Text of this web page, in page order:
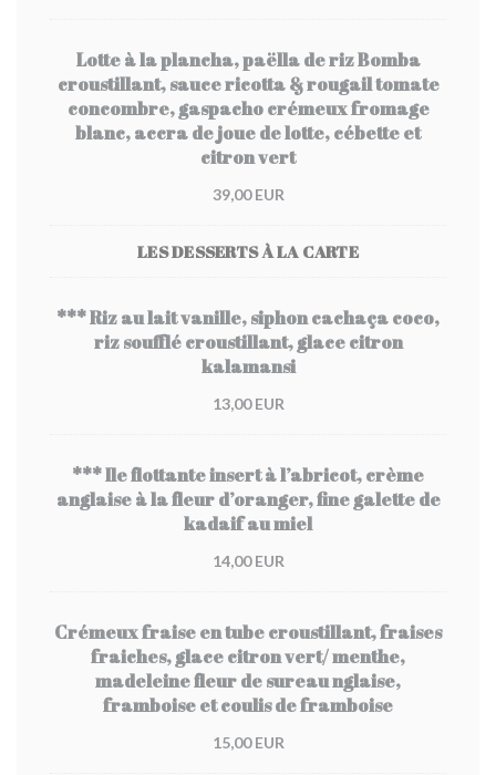
Lotte à la plancha, paëlla de riz Bomba
croustillant, sauce ricotta & rougail tomate
concombre, gaspacho crémeux fromage
blanc, accra de joue de lotte, cébette et
citron vert
39,00 EUR
LES DESSERTS À LA CARTE
*** Riz au lait vanille, siphon cachaça coco,
riz soufflé croustillant, glace citron
kalamansi
13,00 EUR
*** Ile flottante insert à l’abricot, crème
anglaise à la fleur d’oranger, fine galette de
kadaif au miel
14,00 EUR
Crémeux fraise en tube croustillant, fraises
fraiches, glace citron vert/ menthe,
madeleine fleur de sureau nglaise,
framboise et coulis de framboise
15,00 EUR